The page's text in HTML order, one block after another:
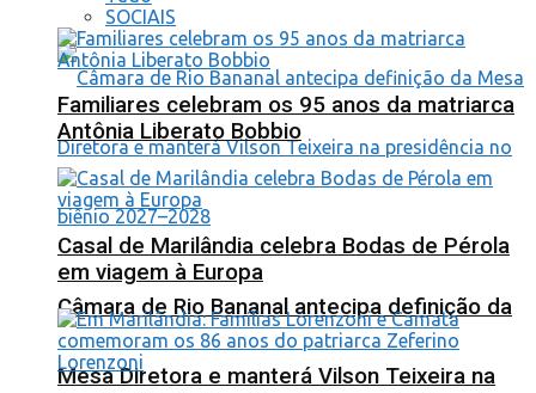
Câmara de Rio Bananal antecipa definição da
Mesa Diretora e manterá Vilson Teixeira na
SOCIAIS
Familiares celebram os 95 anos da matriarca
Antônia Liberato Bobbio
Casal de Marilândia celebra Bodas de Pérola
em viagem à Europa